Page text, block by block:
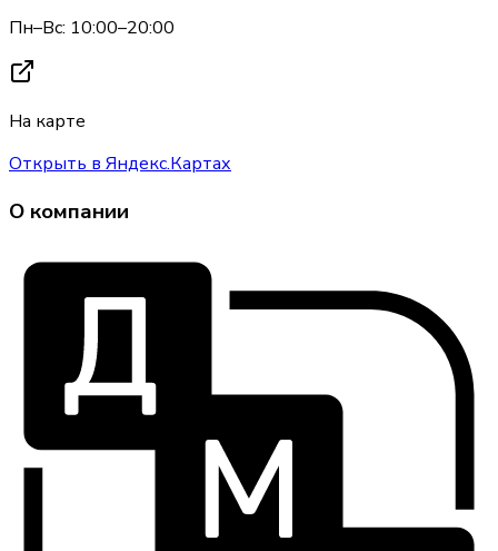
Пн–Вс: 10:00–20:00
На карте
Открыть в Яндекс.Картах
О компании